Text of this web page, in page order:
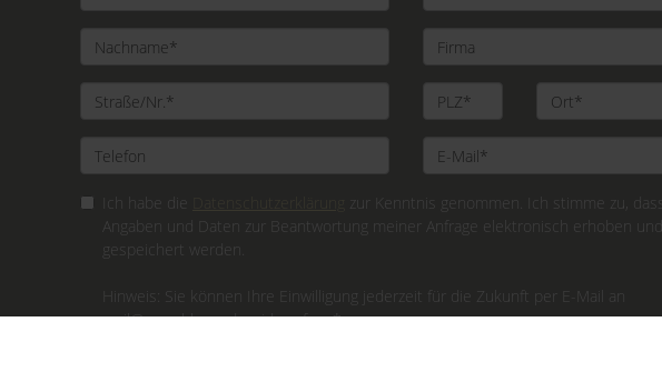
Ich habe die
zur Kenntnis genommen. Ich stimme zu,
Angaben und Daten zur Beantwortung meiner Anfrage elektronisch erhoben und
gespeichert werden.
Hinweis: Sie können Ihre Einwilligung jederzeit für die Zukunft per E-Mail an
mail@gerschlauer.de widerrufen. *